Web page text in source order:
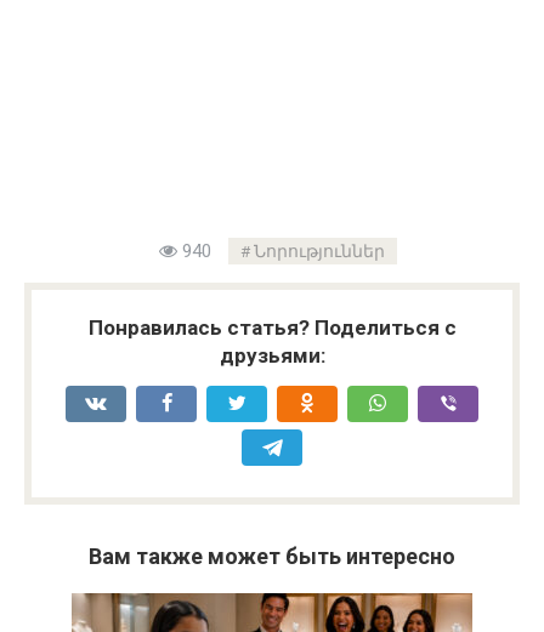
940 Նորություններ
Понравилась статья? Поделиться с
друзьями:
Вам также может быть интересно